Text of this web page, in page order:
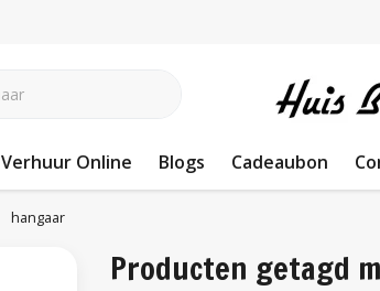
Verhuur Online Blogs Cadeaubon
hangaar
Producten getagd